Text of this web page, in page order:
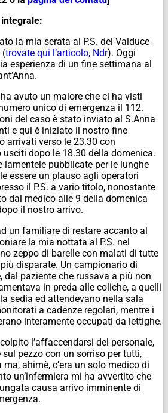
la mia serata al P.S. del Valduce
(trovate qui l’articolo, Ndr). Oggi
esperienza di un fine settimana al
avuto un malore che ci ha visti
unico di emergenza il 112.
del caso è stato inviato al S.Anna
e qui è iniziato il nostro fine
arrivati verso le 23.30 con
dopo le 18.30 della domenica.
lamentele pubblicate per le lunghe
essere un plauso agli operatori
il P.S. a vario titolo, nonostante
dal medico alle 9 della domenica
il nostro arrivo.
un familiare di restare accanto al
la mia nottata al P.S. nel
zeppo di barelle con malati di tutte
disparate. Un campionario di
dal paziente che russava a più non
in preda alle coliche, a quelli
sedia ed attendevano nella sala
a cadenze regolari, mentre i
interamente occupati da lettighe.
l’affaccendarsi del personale,
pezzo con un sorriso per tutti,
ahimè, c’era un solo medico di
un’infermiera mi ha avvertito che
causa arrivo imminente di